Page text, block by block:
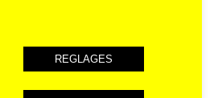
REGLAGES